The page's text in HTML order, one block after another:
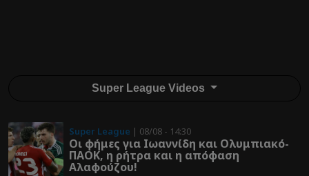
Super League Videos
Super League | 08/08 - 14:30
Οι φήμες για Ιωαννίδη και Ολυμπιακό-
ΠΑΟΚ, η ρήτρα και η απόφαση
Αλαφούζου!